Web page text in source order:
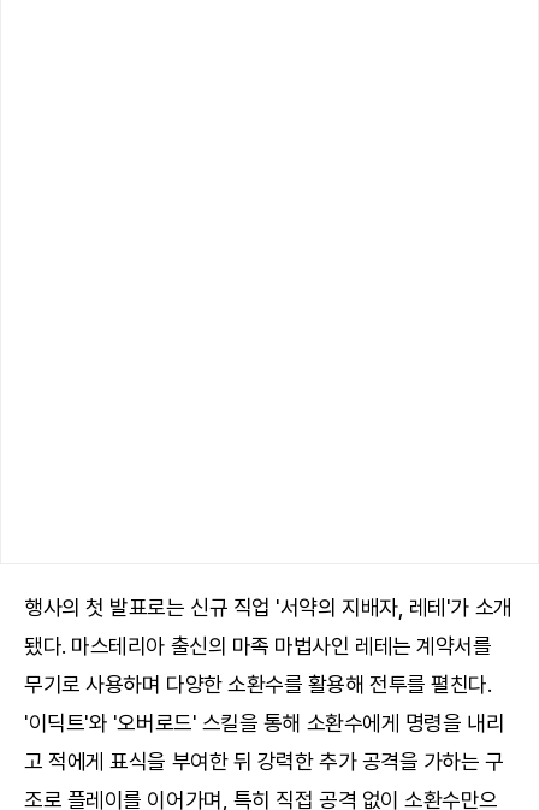
행사의 첫 발표로는 신규 직업 '서약의 지배자, 레테'가 소개
됐다. 마스테리아 출신의 마족 마법사인 레테는 계약서를
무기로 사용하며 다양한 소환수를 활용해 전투를 펼친다.
'이딕트'와 '오버로드' 스킬을 통해 소환수에게 명령을 내리
고 적에게 표식을 부여한 뒤 강력한 추가 공격을 가하는 구
조로 플레이를 이어가며, 특히 직접 공격 없이 소환수만으